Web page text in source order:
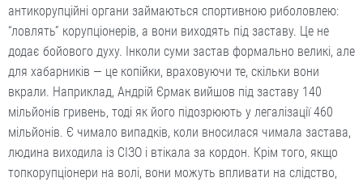
антикорупційні органи займаються спортивною риболовлею:
“ловлять” корупціонерів, а вони виходять під заставу. Це не
додає бойового духу. Інколи суми застав формально великі, але
для хабарників — це копійки, враховуючи те, скільки вони
вкрали. Наприклад, Андрій Єрмак вийшов під заставу 140
мільйонів гривень, тоді як його підозрюють у легалізації 460
мільйонів. Є чимало випадків, коли вносилася чимала застава,
людина виходила із СІЗО і втікала за кордон. Крім того, якщо
топкорупціонери на волі, вони можуть впливати на слідство,